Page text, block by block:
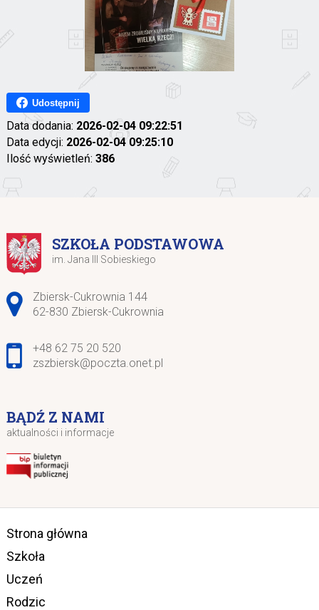
Udostępnij
Data dodania: 2026-02-04 09:22:51
Data edycji: 2026-02-04 09:25:10
Ilość wyświetleń: 386
SZKOŁA PODSTAWOWA
im. Jana III Sobieskiego
Adres pocztowy:
Zbiersk-Cukrownia 144
62-830 Zbiersk-Cukrownia
+48 62 75 20 520
zszbiersk@poczta.onet.pl
BĄDŹ Z NAMI
aktualności i informacje
Strona główna
Szkoła
Uczeń
Rodzic